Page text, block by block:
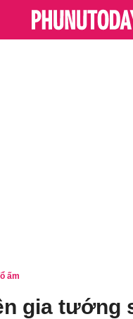
ấm
gia tướng